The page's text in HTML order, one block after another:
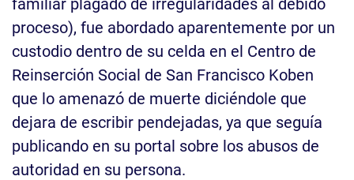
proceso), fue abordado aparentemente por un
custodio dentro de su celda en el Centro de
Reinserción Social de San Francisco Koben
que lo amenazó de muerte diciéndole que
dejara de escribir pendejadas, ya que seguía
publicando en su portal sobre los abusos de
autoridad en su persona.